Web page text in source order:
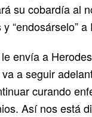
su cobardía al
“endosárselo” a
envía a
a seguir
curando
Así nos está